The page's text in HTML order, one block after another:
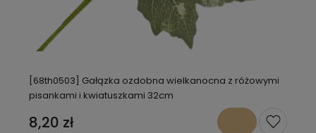
[68th0503] Gałązka ozdobna wielkanocna z różowymi
pisankami i kwiatuszkami 32cm
8,20 zł